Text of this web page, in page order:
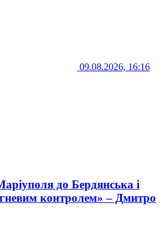
09.08.2026, 16:16
до Бердянська і
контролем» – Дмитро